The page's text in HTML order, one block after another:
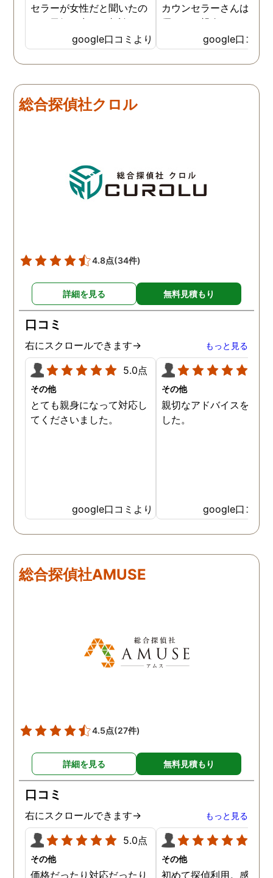
セラーが女性だと聞いたの
で、勇気を出して相談して
みることにしました。感極
まって泣いてしまったり、
感情が表に出すぎてしまう
ださったので安心して悩み
を話せました。他はどうか
た私のケアをしっかりして
くださったおかげで、今は
元気に過ごせています。
google口コミより
カウンセラーさんはすご
優しくて親身になって話
聞いてくれるので思わず
を流して話してしまいま
た。それほど自分がずっ
した、調査料金は決して
して良かったと思ってい
す。
google口コミ
総合探偵社クロル
4.8点(34件)
詳細を見る 無料見積もり
口コミ
右にスクロールできます→ もっと見る
5.0点
その他
とても親身になって対応し
てくださいました。
google口コミより
その他
親切なアドバイスを頂き
した。
google口コミ
総合探偵社AMUSE
4.5点(27件)
詳細を見る 無料見積もり
口コミ
右にスクロールできます→ もっと見る
5.0点
その他
価格だったり対応だったり
その他
初めて探偵利用。感想を